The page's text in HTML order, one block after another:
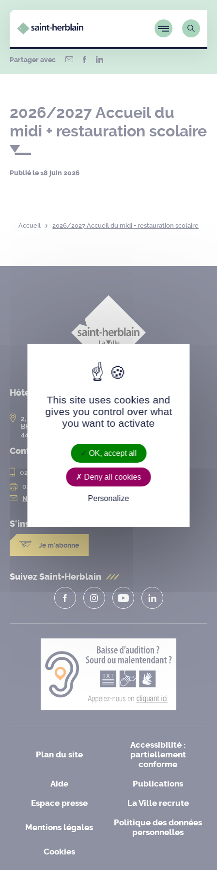
Partager avec
2026/2027 Accueil du
midi + restauration scolaire
Publié le18 juin 2026
Accueil 2026/2027 Accueil du midi + restauration scolaire
Hôtel de ville
2, rue de l’Hôtel-de-Ville
BP 50167
44802 Saint-Herblain cedex
Contact
02 28 25 20 00
02 28 25 20 10
Nous contacter
S'inscrire à la
Je m'abonne
Suivez Saint-Herblain
Plan du site
Accessibilité :
partiellement
conforme
Aide
Publications
Espace presse
La Ville recrute
Mentions légales
Politique des données
personnelles
Cookies
This site uses cookies and
gives you control over what
you want to activate
OK, accept all
Deny all cookies
Personalize